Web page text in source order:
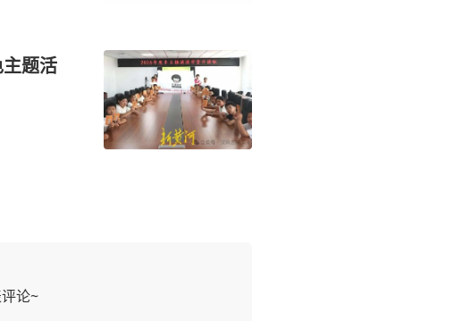
题活
论~